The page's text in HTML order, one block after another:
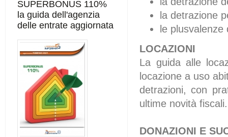
SUPERBONUS 110%
la guida dell'agenzia
delle entrate aggiornata
la detrazione
le plusvalenze
LOCAZIONI
La guida alle
locazione a uso
detrazioni, con
ultime novità fiscali.
DONAZIONI E